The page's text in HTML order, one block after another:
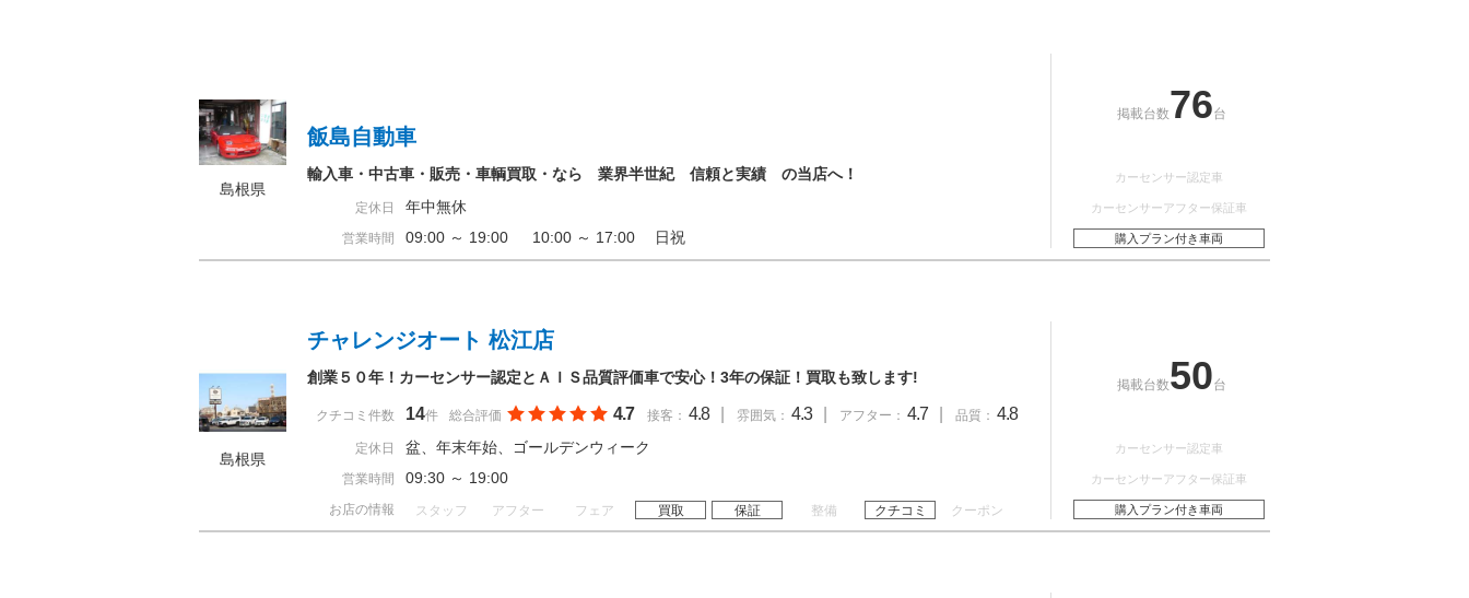
島根県
飯島自動車
輸入車・中古車・販売・車輌買取・なら 業界半世紀 信頼と実績 の当店へ！
定休日 年中無休
営業時間 09:00 ～ 19:00 10:00 ～ 17:00 日祝
掲載台数76台
カーセンサー認定車
カーセンサーアフター保証車
購入プラン付き車両
島根県
チャレンジオート 松江店
創業５０年！カーセンサー認定とＡＩＳ品質評価車で安心！3年の保証！買取も致します!
クチコミ件数 14件 総合評価 4.7 接客： 4.8 雰囲気： 4.3 アフター： 4.7 品質： 4.8
定休日 盆、年末年始、ゴールデンウィーク
営業時間 09:30 ～ 19:00
お店の情報 スタッフ アフター フェア 買取 保証 整備 クチコミ クーポン
掲載台数50台
カーセンサー認定車
カーセンサーアフター保証車
購入プラン付き車両